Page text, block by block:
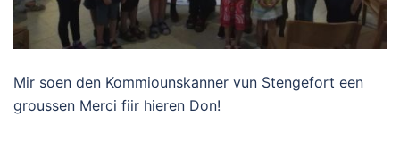
Mir soen den Kommiounskanner vun Stengefort een
groussen Merci fiir hieren Don!